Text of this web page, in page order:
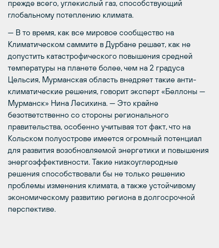
прежде всего, углекислый газ, способствующий
глобальному потеплению климата.
— В то время, как все мировое сообщество на
Климатическом саммите в Дурбане решает, как не
допустить катастрофического повышения средней
температуры на планете более, чем на 2 градуса
Цельсия, Мурманская область внедряет такие анти-
климатические решения, говорит эксперт «Беллоны —
Мурманск» Нина Лесихина. — Это крайне
безответственно со стороны регионального
правительства, особенно учитывая тот факт, что на
Кольском полуострове имеется огромный потенциал
для развития возобновляемой энергетики и повышения
энергоэффективности. Такие низкоуглеродные
решения способствовали бы не только решению
проблемы изменения климата, а также устойчивому
экономическому развитию региона в долгосрочной
перспективе.